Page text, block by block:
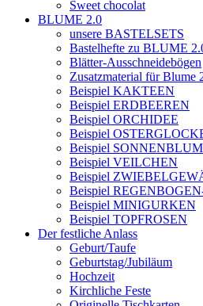
Sweet chocolat
BLUME 2.0
unsere BASTELSETS
Bastelhefte zu BLUME
Blätter-Ausschneidebögen
Zusatzmaterial für Blume
Beispiel KAKTEEN
Beispiel ERDBEEREN
Beispiel ORCHIDEE
Beispiel
Beispiel
Beispiel VEILCHEN
Beispiel
Beispiel
Beispiel MINIGURKEN
Beispiel TOPFROSEN
Der festliche Anlass
Geburt/Taufe
Geburtstag/Jubiläum
Hochzeit
Kirchliche Feste